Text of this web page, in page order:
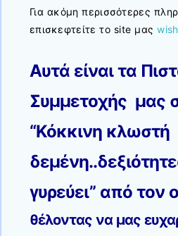
Για ακόμη περισσότερες
επισκεφτείτε το site μας
Aυτά είναι τα
Συμμετοχής μας
“Κόκκινη κλωστή
γυρεύει” από τον
θέλοντας να μας